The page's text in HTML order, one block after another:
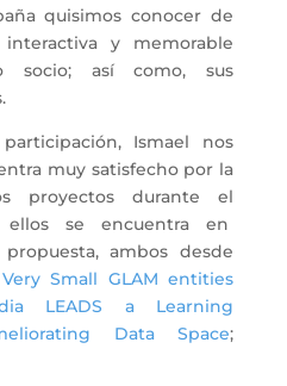
quisimos conocer de
y memorable
socio; así como, sus
Ismael nos
muy satisfecho por la
proyectos durante el
se encuentra en
ambos desde
Small GLAM entities
LEADS a Learning
Data Space;